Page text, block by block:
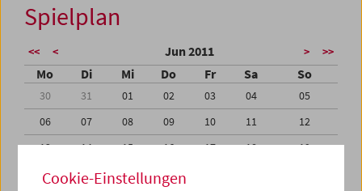
Spielplan
<< < Jun 2011 > >>
Mo Di Mi Do Fr Sa So
30 31 01 02 03 04
05
06
07 08 09 10 11
12
13
14 15 16 17 18
19
20
21 22 23
Cookie-Einstellungen